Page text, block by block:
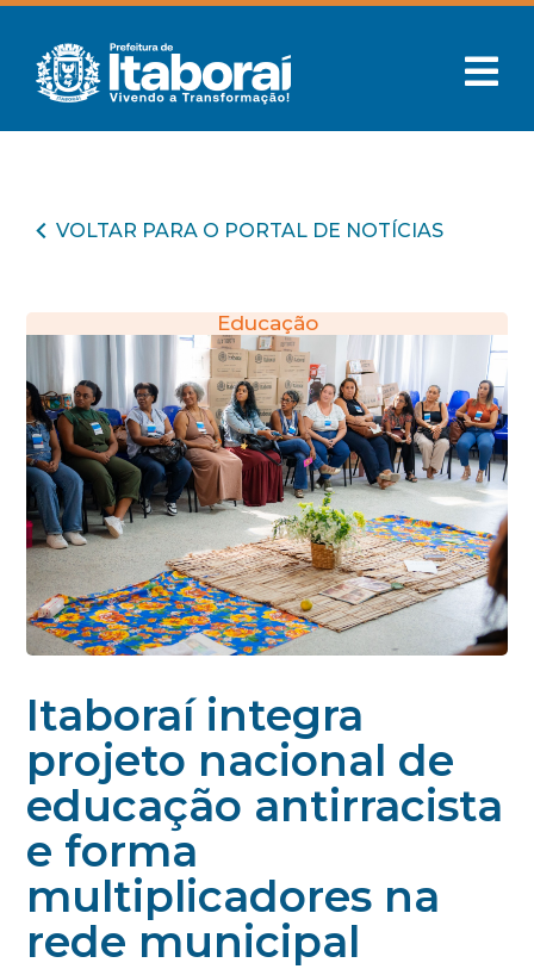
VOLTAR PARA O PORTAL DE NOTÍCIAS
Educação
Itaboraí integra
projeto nacional de
educação antirracista
e forma
multiplicadores na
rede municipal